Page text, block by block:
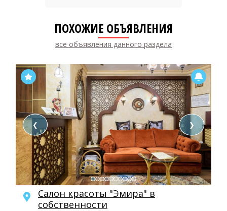
ПОХОЖИЕ ОБЪЯВЛЕНИЯ
все объявления данного раздела
❮ ❯
Салон красоты "Эмира" в
собственности